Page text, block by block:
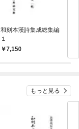
和刻本漢詩集成総集編
１
7,150
和
もっと見る